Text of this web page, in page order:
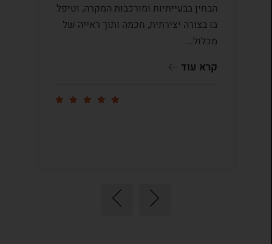
הבחין בבעייתיות ומורכבות המקרה, וטיפל
בו בצורה יצירתית, חכמה ותוך ראייה של
מכלול...
קרא עוד